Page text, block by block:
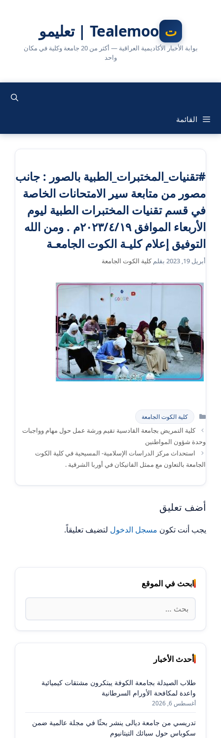
Tealemoo | تعليمو
بوابة الأخبار الأكاديمية العراقية — أكثر من 20 جامعة وكلية في مكان
واحد
القائمة
#تقنيات_المختبرات_الطبية بالصور : جانب
مصور من متابعة سير الامتحانات الخاصة
في قسم تقنيات المختبرات الطبية ليوم
الأربعاء الموافق ٢٠٢٣/٤/١٩م . ومن الله
التوفيق إعلام كليـة الكوت الجامعـة
أبريل 19, 2023 بقلمكلية الكوت الجامعة
التصنيفات
كلية الكوت الجامعة
كلية التمريض بجامعة القادسية تقيم ورشة عمل حول مهام وواجبات
وحدة شؤون المواطنين
استحداث مركز الدراسات الإسلامية- المسيحية في كلية الكوت
الجامعة بالتعاون مع ممثل الفاتيكان في أوربا الشرقية .
أضف تعليق
يجب أنت تكون مسجل الدخول لتضيف تعليقاً.
ابحث في الموقع
البحث
عن:
أحدث الأخبار
طلاب الصيدلة بجامعة الكوفة يبتكرون مشتقات كيميائية
واعدة لمكافحة الأورام السرطانية
أغسطس 6, 2026
تدريسي من جامعة ديالى ينشر بحثًا في مجلة عالمية ضمن
سكوباس حول سبائك التيتانيوم